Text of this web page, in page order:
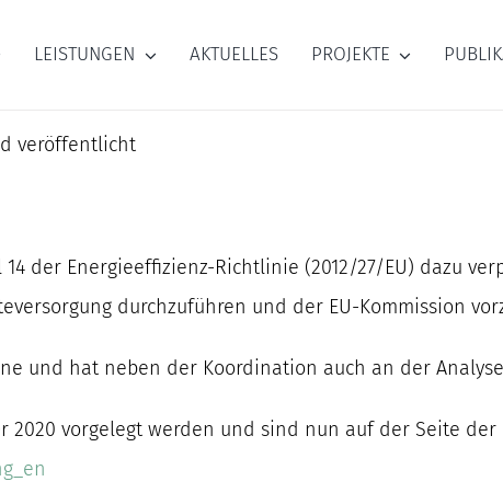
LEISTUNGEN AKTUELLES PROJEKTE
veröffentlicht
der Energieeffizienz-Richtlinie (2012/27/EU) dazu
durchzuführen und der EU-Kommission
und hat neben der Koordination auch an der
2020 vorgelegt werden und sind nun auf der Seite der